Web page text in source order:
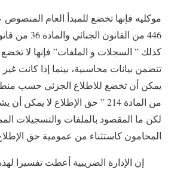
موكليه فإنها تخضع للمبدأ العام المنصوص
446 من القانون
كذلك ” السجلات و الملفات” فإنها لا تخضع
تتضمن بيانات محاسبية، بينما إذا كانت
يمكن أن تخضع للاطلاع الجزئي حسب
من المادة 214 ” حق الإطلاع لا
لكن ما المقصود بالملفات والتسجيلات
المحامون كاستثناء من عمومية حق
إن الإدارة الضريبية أعطت تفسيرا